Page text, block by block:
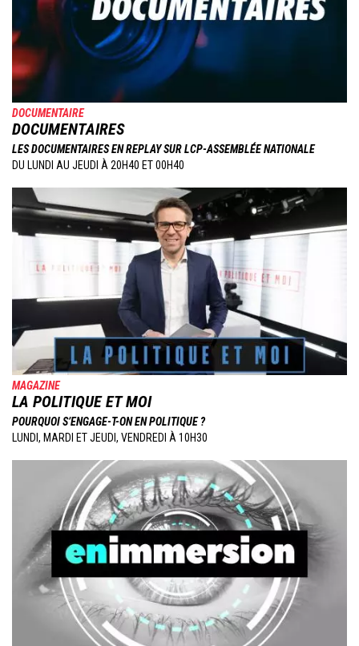
DOCUMENTAIRE
DOCUMENTAIRES
LES DOCUMENTAIRES EN REPLAY SUR LCP-ASSEMBLÉE NATIONALE
DU LUNDI AU JEUDI À 20H40 ET 00H40
Image
MAGAZINE
LA POLITIQUE ET MOI
POURQUOI S’ENGAGE-T-ON EN POLITIQUE ?
LUNDI, MARDI ET JEUDI, VENDREDI À 10H30